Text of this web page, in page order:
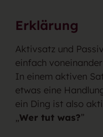
Erklärung
Aktivsatz und
einfach
In einem aktiven
etwas eine
ein Ding ist also
„Wer tut was?”